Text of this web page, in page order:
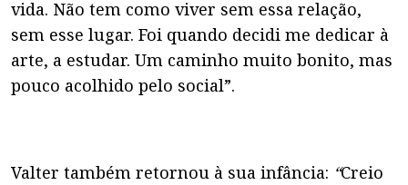
vida. Não tem como viver sem essa relação,
sem esse lugar. Foi quando decidi me dedicar à
arte, a estudar. Um caminho muito bonito, mas
pouco acolhido pelo social”.
Valter também retornou à sua infância: “Creio